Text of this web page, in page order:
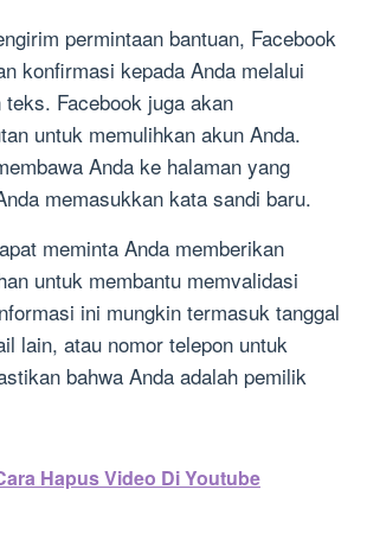
permintaan bantuan, Facebook
konfirmasi kepada Anda melalui
Facebook juga akan
untuk memulihkan akun Anda.
Anda ke halaman yang
memasukkan kata sandi baru.
meminta Anda memberikan
untuk membantu memvalidasi
ini mungkin termasuk tanggal
lain, atau nomor telepon untuk
bahwa Anda adalah pemilik
Hapus Video Di Youtube